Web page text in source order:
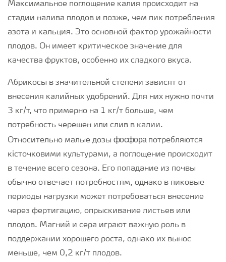
Максимальное поглощение калия происходит на
стадии налива плодов и позже, чем пик потребления
азота и кальция. Это основной фактор урожайности
плодов. Он имеет критическое значение для
качества фруктов, особенно их сладкого вкуса.
Абрикосы в значительной степени зависят от
внесения калийных удобрений. Для них нужно почти
3 кг/т, что примерно на 1 кг/т больше, чем
потребность черешен или слив в калии.
Относительно малые дозы фосфорапотребляются
кісточковими культурами, а поглощение происходит
в течение всего сезона. Его попадание из почвы
обычно отвечает потребностям, однако в пиковые
периоды нагрузки может потребоваться внесение
через фертигацию, опрыскивание листьев или
плодов. Магний и сера играют важную роль в
поддержании хорошего роста, однако их вынос
меньше, чем 0,2 кг/т плодов.